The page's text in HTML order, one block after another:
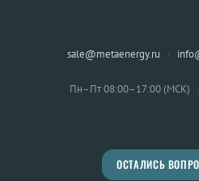
sale@metaenergy.ru ·
Пн–Пт 08:00–17:00 (МСК) ·
ОСТАЛИСЬ